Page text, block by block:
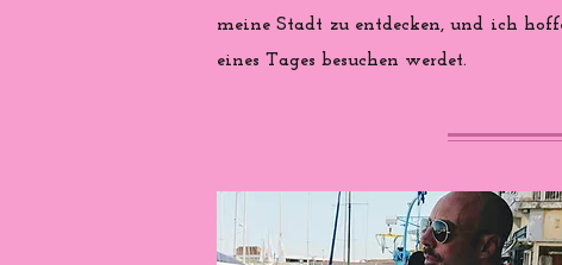
meine Stadt zu entdecken, und ich
eines Tages besuchen werdet.